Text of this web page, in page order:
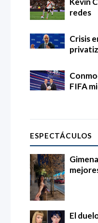
redes
Crisis
FIFA
ESPECTÁCULOS
El